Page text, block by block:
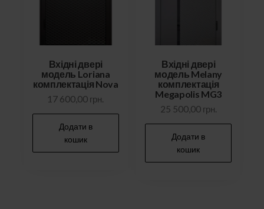
Вхідні двері
модель Loriana
комплектація Nova
17 600,00 грн.
Додати в
кошик
Вхідні двері
модель Melany
комплектація
Megapolis MG3
25 500,00 грн.
Додати в
кошик